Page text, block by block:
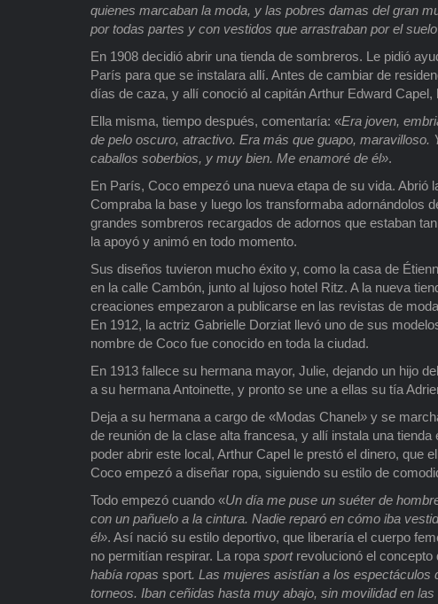
quienes marcaban la moda, y las pobres damas del gran
por todas partes y con vestidos que arrastraban por el
En 1908 decidió abrir una tienda de sombreros. Le pidió
París para que se instalara allí. Antes de cambiar de
días de caza, y allí conoció al capitán Arthur Edward
Ella misma, tiempo después, comentaría: «Era joven,
de pelo oscuro, atractivo. Era más que guapo,
caballos soberbios, y muy bien. Me enamoré de él».
En París, Coco empezó una nueva etapa de su vida.
Compraba la base y luego los transformaba adornándolos
grandes sombreros recargados de adornos que estaban
la apoyó y animó en todo momento.
Sus diseños tuvieron mucho éxito y, como la casa de
en la calle Cambón, junto al lujoso hotel Ritz. A la nueva
creaciones empezaron a publicarse en las revistas de
En 1912, la actriz Gabrielle Dorziat llevó uno de sus
nombre de Coco fue conocido en toda la ciudad.
En 1913 fallece su hermana mayor, Julie, dejando un hijo
a su hermana Antoinette, y pronto se une a ellas su tía
Deja a su hermana a cargo de «Modas Chanel» y se
de reunión de la clase alta francesa, y allí instala una
poder abrir este local, Arthur Capel le prestó el dinero, que
Coco empezó a diseñar ropa, siguiendo su estilo de
Todo empezó cuando «Un día me puse un suéter de
con un pañuelo a la cintura. Nadie reparó en cómo iba
él». Así nació su estilo deportivo, que liberaría el cuerpo
no permitían respirar. La ropa sportrevolucionó el concepto
había ropas sport. Las mujeres asistían a los espectáculos
torneos. Iban ceñidas hasta muy abajo, sin movilidad en